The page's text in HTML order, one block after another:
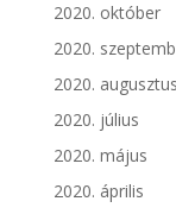
2020. október
2020.
2020. augusztus
2020. július
2020. május
2020. április